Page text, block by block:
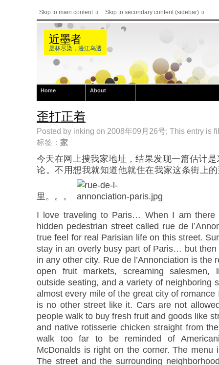
Skip to main content Skip to secondary content (sidebar)
近墨者
层林尽染，漫江乌透
Home About
歪打正着
Posted by inking on 2008年09月26号; This entry is
标签： 家
今天在网上搜我家地址，结果发现一篇估计
论。不用想我就知道他就住在我家这条街上
里。。。
I love traveling to Paris… When I am
hidden pedestrian street called rue de
true feel for real Parisian life on this street.
stay in an overly busy part of Paris… but
in any other city. Rue de l’Annonciation is the
open fruit markets, screaming salesmen,
outside seating, and a variety of neighboring
almost every mile of the great city of
is no other street like it. Cars are not
people walk to buy fresh fruit and goods like
and native rotisserie chicken straight from
walk too far to be reminded of
McDonalds is right on the corner. The menu
The street and the surrounding